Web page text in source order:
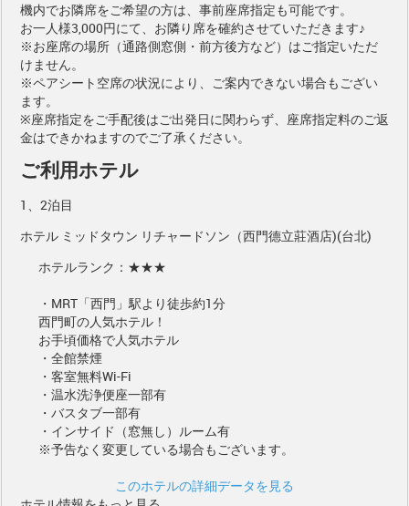
機内でお隣席をご希望の方は、事前座席指定も可能です。
お一人様3,000円にて、お隣り席を確約させていただきます♪
※お座席の場所（通路側窓側・前方後方など）はご指定いただ
けません。
※ペアシート空席の状況により、ご案内できない場合もござい
ます。
※座席指定をご手配後はご出発日に関わらず、座席指定料のご返
金はできかねますのでご了承ください。
ご利用ホテル
1、2泊目
ホテル ミッドタウン リチャードソン（西門德立莊酒店)(台北)
ホテルランク：★★★
・MRT「西門」駅より徒歩約1分
西門町の人気ホテル！
お手頃価格で人気ホテル
・全館禁煙
・客室無料Wi-Fi
・温水洗浄便座一部有
・バスタブ一部有
・インサイド（窓無し）ルーム有
※予告なく変更している場合もございます。
このホテルの詳細データを見る